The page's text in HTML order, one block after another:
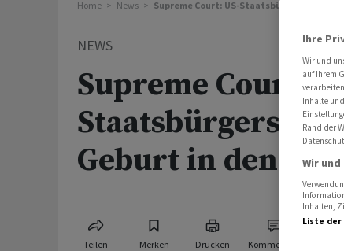
Home News Supreme Court: US-Staatsbürgerschaft bei
NEWS
Supreme Court:
Geburt in den
Teilen Merken Drucken Kommentare
Ihre
Wir und
auf Ihrem
Inhalte
Rand der
Wir
Inhalten,
Liste